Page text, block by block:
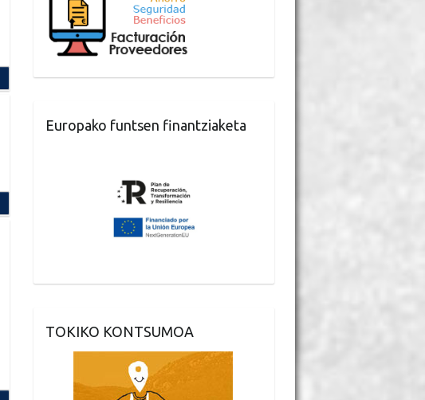
Europako funtsen finantziaketa
TOKIKO KONTSUMOA